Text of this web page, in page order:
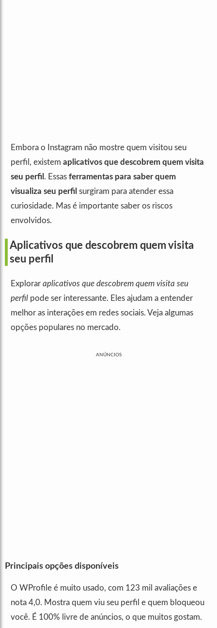
Embora o Instagram não mostre quem visitou seu
perfil, existem aplicativos que descobrem quem visita
seu perfil . Essas ferramentas para saber quem
visualiza seu perfil surgiram para atender essa
curiosidade. Mas é importante saber os riscos
envolvidos.
Aplicativos que descobrem quem visita
seu perfil
Explorar aplicativos que descobrem quem visita seu
perfil pode ser interessante. Eles ajudam a entender
melhor as interações em redes sociais. Veja algumas
opções populares no mercado.
ANÚNCIOS
Principais opções disponíveis
O WProfile é muito usado, com 123 mil avaliações e
nota 4,0. Mostra quem viu seu perfil e quem bloqueou
você. É 100% livre de anúncios, o que muitos gostam.